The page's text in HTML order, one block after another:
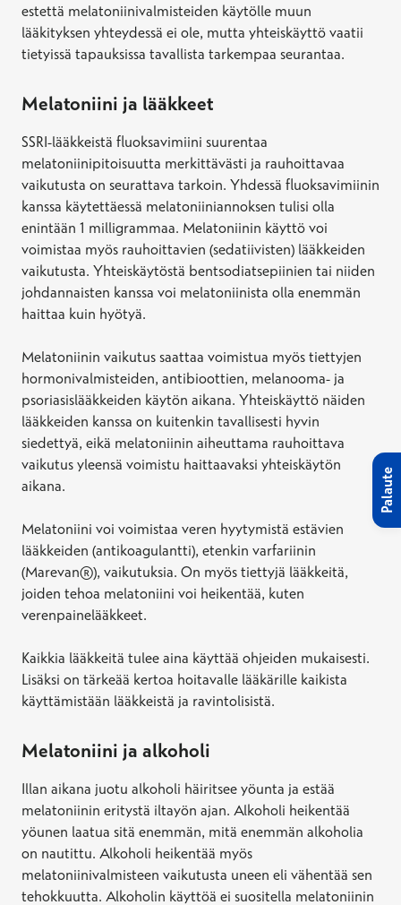
estettä melatoniinivalmisteiden käytölle muun
lääkityksen yhteydessä ei ole, mutta yhteiskäyttö vaatii
tietyissä tapauksissa tavallista tarkempaa seurantaa.
Melatoniini ja lääkkeet
SSRI-lääkkeistä fluoksavimiini suurentaa
melatoniinipitoisuutta merkittävästi ja rauhoittavaa
vaikutusta on seurattava tarkoin. Yhdessä fluoksavimiinin
kanssa käytettäessä melatoniiniannoksen tulisi olla
enintään 1 milligrammaa. Melatoniinin käyttö voi
voimistaa myös rauhoittavien (sedatiivisten) lääkkeiden
vaikutusta. Yhteiskäytöstä bentsodiatsepiinien tai niiden
johdannaisten kanssa voi melatoniinista olla enemmän
haittaa kuin hyötyä.
Melatoniinin vaikutus saattaa voimistua myös tiettyjen
hormonivalmisteiden, antibioottien, melanooma- ja
psoriasislääkkeiden käytön aikana. Yhteiskäyttö näiden
lääkkeiden kanssa on kuitenkin tavallisesti hyvin
siedettyä, eikä melatoniinin aiheuttama rauhoittava
vaikutus yleensä voimistu haittaavaksi yhteiskäytön
aikana.
Melatoniini voi voimistaa veren hyytymistä estävien
lääkkeiden (antikoagulantti), etenkin varfariinin
(Marevan®), vaikutuksia. On myös tiettyjä lääkkeitä,
joiden tehoa melatoniini voi heikentää, kuten
verenpainelääkkeet.
Kaikkia lääkkeitä tulee aina käyttää ohjeiden mukaisesti.
Lisäksi on tärkeää kertoa hoitavalle lääkärille kaikista
käyttämistään lääkkeistä ja ravintolisistä.
Melatoniini ja alkoholi
Illan aikana juotu alkoholi häiritsee yöunta ja estää
melatoniinin eritystä iltayön ajan. Alkoholi heikentää
yöunen laatua sitä enemmän, mitä enemmän alkoholia
on nautittu. Alkoholi heikentää myös
melatoniinivalmisteen vaikutusta uneen eli vähentää sen
tehokkuutta. Alkoholin käyttöä ei suositella melatoniinin
Palaute